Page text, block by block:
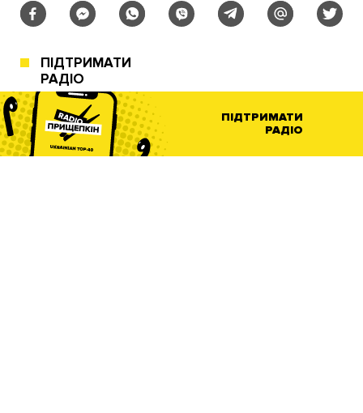
ПІДТРИМАТИ
РАДІО
ПІДТРИМАТИ
РАДІО